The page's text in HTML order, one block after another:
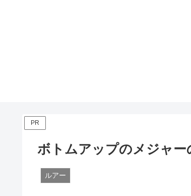
PR
ボトムアップのメジャー
ルアー